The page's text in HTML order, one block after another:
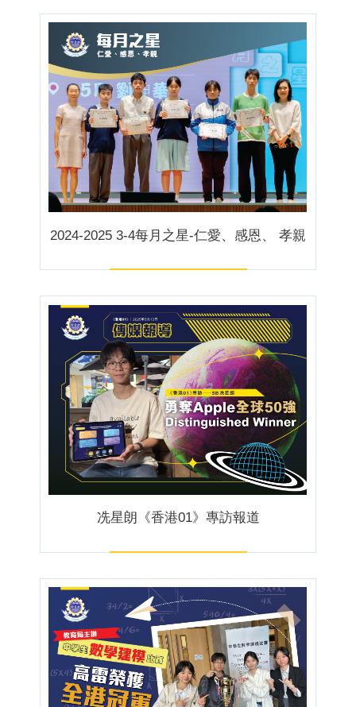
2024-2025 3-4每月之星-仁愛、感恩、 孝親
冼星朗《香港01》專訪報道